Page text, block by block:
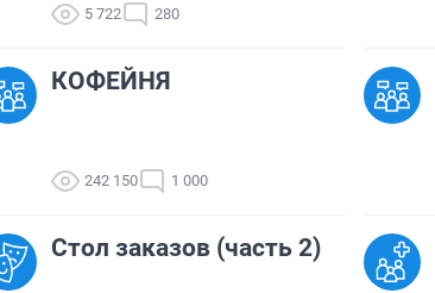
5 722 280
КОФЕЙНЯ
242 150 1 000
Стол заказов (часть 2)